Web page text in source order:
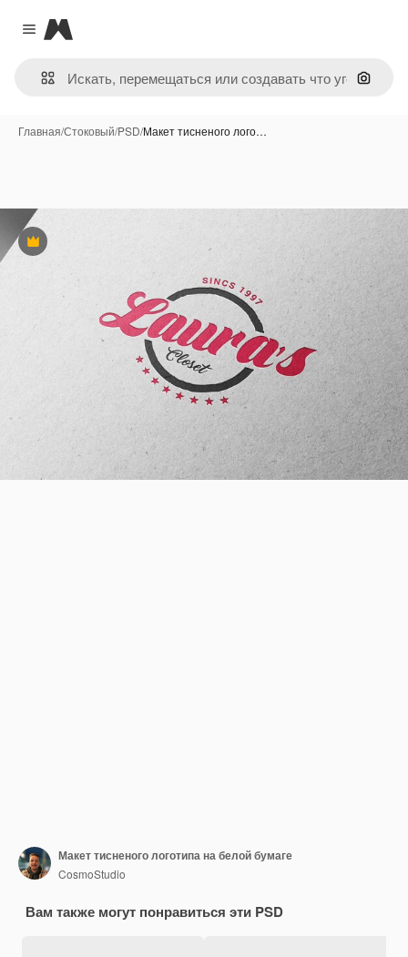
Close menu
Magnific
Поиск
Главная/Стоковый/PSD/Макет тисненого лого…
Премиум
Макет тисненого логотипа на белой бумаге
CosmoStudio
Вам также могут понравиться эти PSD